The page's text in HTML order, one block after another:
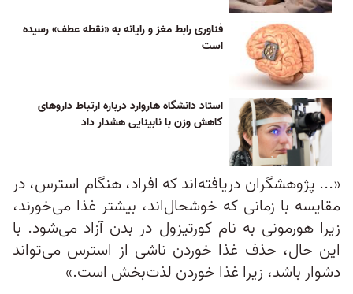
فناوری رابط مغز و رایانه به «نقطه عطف» رسیده
است
استاد دانشگاه هاروارد درباره ارتباط داروهای
کاهش وزن با نابینایی هشدار داد
«... پژوهشگران دریافته‌اند که افراد، هنگام استرس، در
مقایسه با زمانی که خوشحال‌اند، بیشتر غذا می‌خورند،
زیرا هورمونی به نام کورتیزول در بدن آزاد می‌شود. با
این حال، حذف غذا خوردن ناشی از استرس می‌تواند
دشوار باشد، زیرا غذا خوردن لذت‌بخش است.»